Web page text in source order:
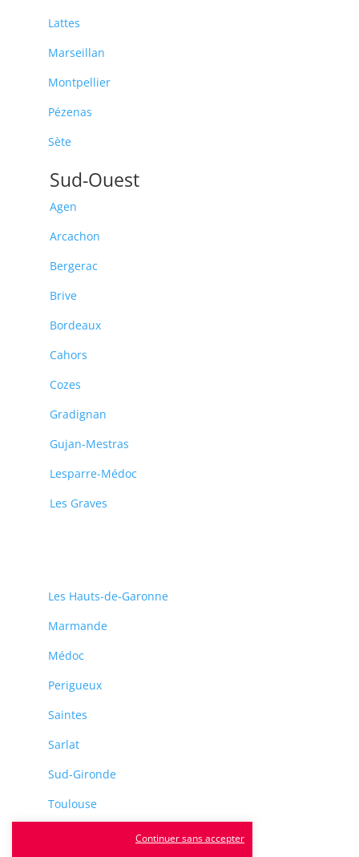
Lattes
Marseillan
Montpellier
Pézenas
Sète
Sud-Ouest
Agen
Arcachon
Bergerac
Brive
Bordeaux
Cahors
Cozes
Gradignan
Gujan-Mestras
Lesparre-Médoc
Les Graves
Les Hauts-de-Garonne
Marmande
Médoc
Perigueux
Saintes
Sarlat
Sud-Gironde
Toulouse
Continuer sans accepter